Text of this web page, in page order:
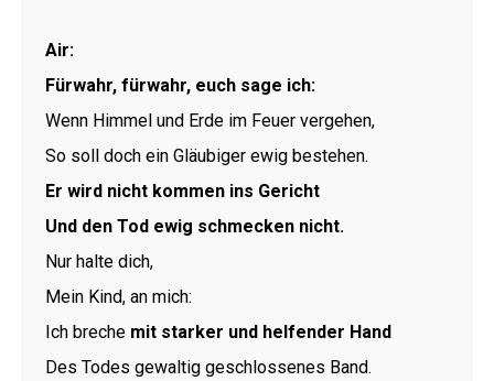
Air:
Fürwahr, fürwahr, euch sage ich:
Wenn Himmel und Erde im Feuer vergehen,
So soll doch ein Gläubiger ewig bestehen.
Er wird nicht kommen ins Gericht
Und den Tod ewig schmecken nicht.
Nur halte dich,
Mein Kind, an mich:
Ich breche mit starker und helfender Hand
Des Todes gewaltig geschlossenes Band.